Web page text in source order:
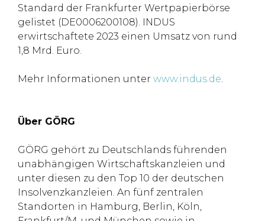
Standard der Frankfurter Wertpapierbörse
gelistet (DE0006200108). INDUS
erwirtschaftete 2023 einen Umsatz von rund
1,8 Mrd. Euro.
Mehr Informationen unter www.indus.de.
Über GÖRG
GÖRG gehört zu Deutschlands führenden
unabhängigen Wirtschaftskanzleien und
unter diesen zu den Top 10 der deutschen
Insolvenzkanzleien. An fünf zentralen
Standorten in Hamburg, Berlin, Köln,